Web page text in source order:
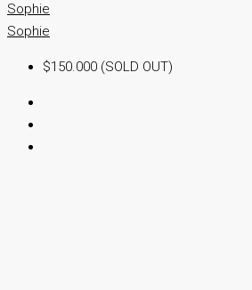
Sophie
Sophie
$150.000 (SOLD OUT)